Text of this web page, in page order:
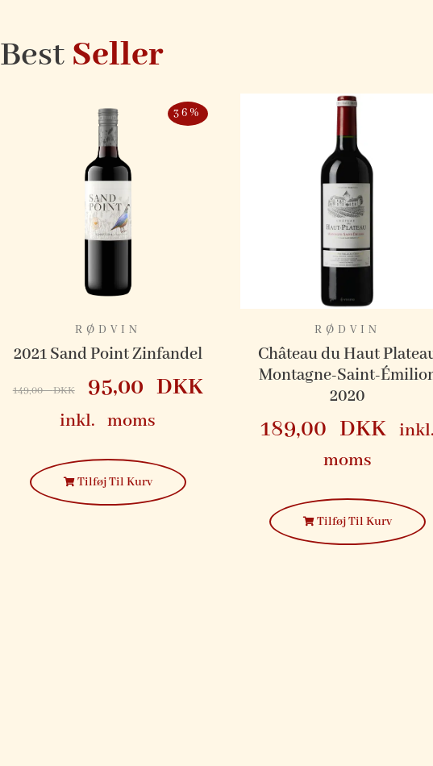
Best Seller
36%
RØDVIN
2021 Sand Point Zinfandel
149,00DKK 95,00 DKK
inkl. moms
Tilføj Til Kurv
RØDVIN
Château du Haut
Montagne-Saint-
2020
189,00 DKK inkl.
moms
Tilføj Til Kurv